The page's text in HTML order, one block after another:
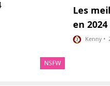
NSFW
Les
en 2024
Kenny •